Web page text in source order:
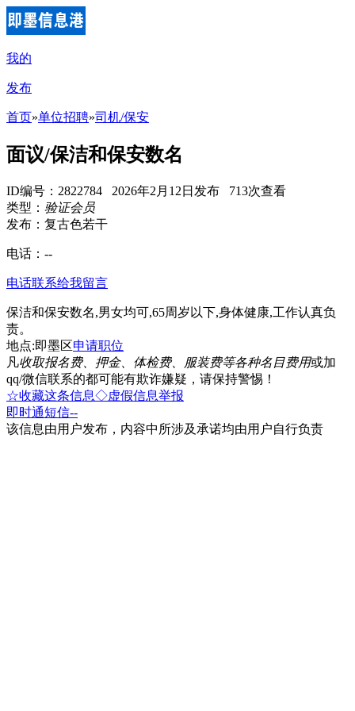
我的
发布
首页»单位招聘»司机/保安
面议/保洁和保安数名
ID编号：2822784 2026年2月12日发布 713次查看
类型： 验证会员
发布：复古色若干
电话： --
电话联系给我留言
保洁和保安数名,男女均可,65周岁以下,身体健康,工作认真负
责。
地点:即墨区申请职位
凡收取报名费、押金、体检费、服装费等各种名目费用或加
qq/微信联系的都可能有欺诈嫌疑，请保持警惕！
☆收藏这条信息◇虚假信息举报
即时通短信--
该信息由用户发布，内容中所涉及承诺均由用户自行负责